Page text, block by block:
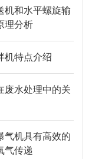
机和水平螺旋输
理分析
机特点介绍
废水处理中的关
气机具有高效的
气传递